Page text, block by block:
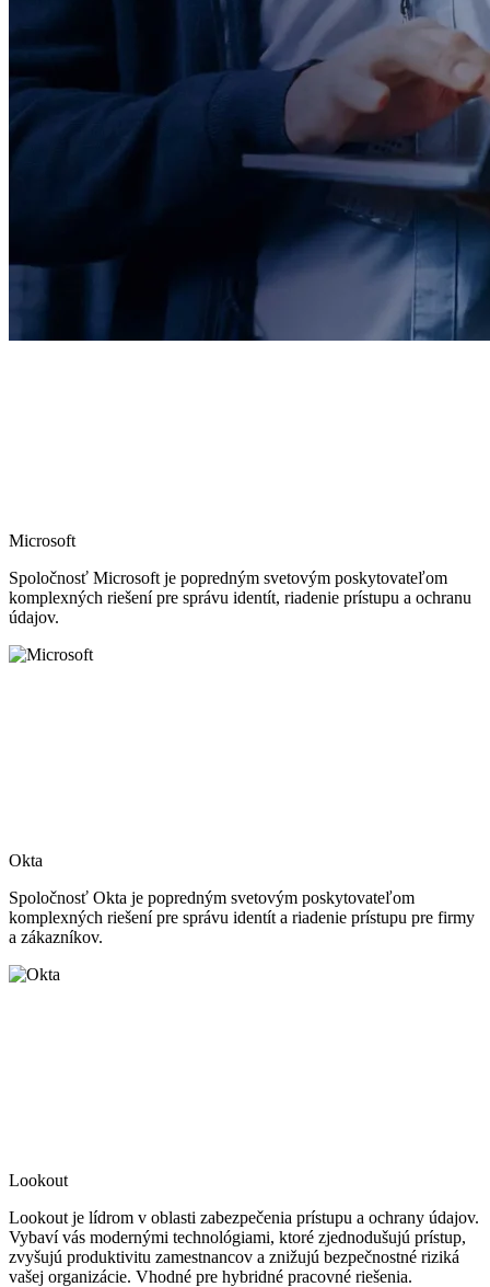
Microsoft
Spoločnosť Microsoft je popredným svetovým poskytovateľom
komplexných riešení pre správu identít, riadenie prístupu a ochranu
údajov.
Okta
Spoločnosť Okta je popredným svetovým poskytovateľom
komplexných riešení pre správu identít a riadenie prístupu pre firmy
a zákazníkov.
Lookout
Lookout je lídrom v oblasti zabezpečenia prístupu a ochrany údajov.
Vybaví vás modernými technológiami, ktoré zjednodušujú prístup,
zvyšujú produktivitu zamestnancov a znižujú bezpečnostné riziká
vašej organizácie. Vhodné pre hybridné pracovné riešenia.